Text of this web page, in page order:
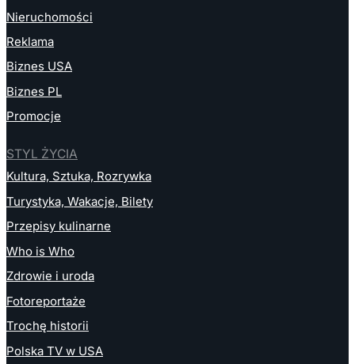
Nieruchomości
Reklama
Biznes USA
Biznes PL
Promocje
STYL ŻYCIA
Kultura, Sztuka, Rozrywka
Turystyka, Wakacje, Bilety
Przepisy kulinarne
Who is Who
Zdrowie i uroda
Fotoreportaże
Trochę historii
Polska TV w USA